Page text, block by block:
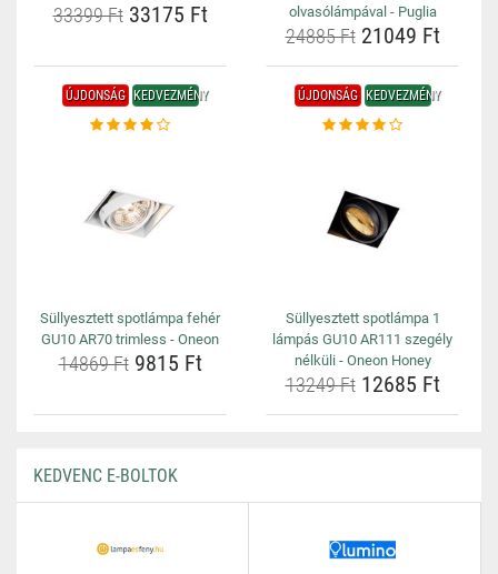
33399 Ft33175 Ft
olvasólámpával - Puglia
24885 Ft21049 Ft
ÚJDONSÁG KEDVEZMÉNY
Süllyesztett spotlámpa fehér
GU10 AR70 trimless - Oneon
14869 Ft9815 Ft
ÚJDONSÁG KEDVEZMÉNY
Süllyesztett spotlámpa 1
lámpás GU10 AR111 szegély
nélküli - Oneon Honey
13249 Ft12685 Ft
KEDVENC E-BOLTOK